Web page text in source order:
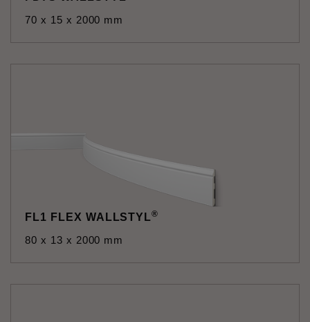
70 x 15 x 2000 mm
FL1 FLEX WALLSTYL®
80 x 13 x 2000 mm